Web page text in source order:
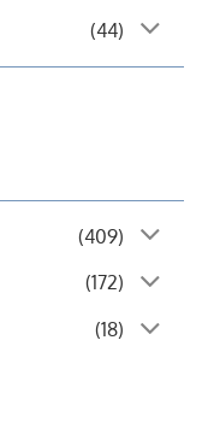
(44)
(409)
(172)
(18)